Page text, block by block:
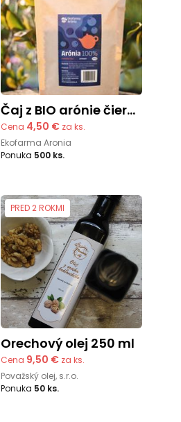
Čaj z BIO arónie čiernoplodej 150g
Cena 4,50 € za ks.
Ekofarma Aronia
Ponuka 500 ks.
PRED 2 ROKMI
Orechový olej 250 ml
Cena 9,50 € za ks.
Považský olej, s.r.o.
Ponuka 50 ks.